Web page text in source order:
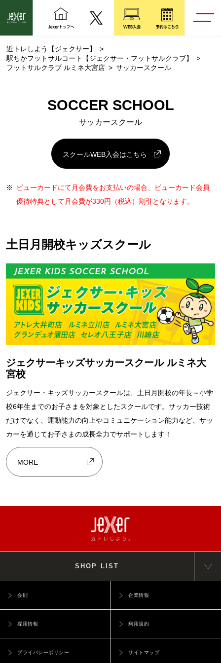
近トレしよう【ジェクサー】
駅ちかフットサルコート【ジェクサー・フットサルクラブ】
フットサルクラブ ルミネ大宮店
サッカースクール
SOCCER SCHOOL
サッカースクール
スクールWEB入会はこちら
※
ビューカードにて月会費をお支払いの場合、ビューカード会員
優待特典として月会費が330円（税込）割引となります。
土日月開校キッズスクール
ジェクサーキッズサッカースクール ルミネ大
宮校
ジェクサー・キッズサッカースクールは、土日月開校の年長～小学
校6年生までのお子さまを対象としたスクールです。サッカー技術
だけでなく、運動能力の向上やコミュニケーション能力など、サッ
カーを通じてお子さまの成長全力でサポートします！
MORE
SHOP LIST
会則 企業情報
採用情報 利用規約
プライバシーポリシー サイトマップ